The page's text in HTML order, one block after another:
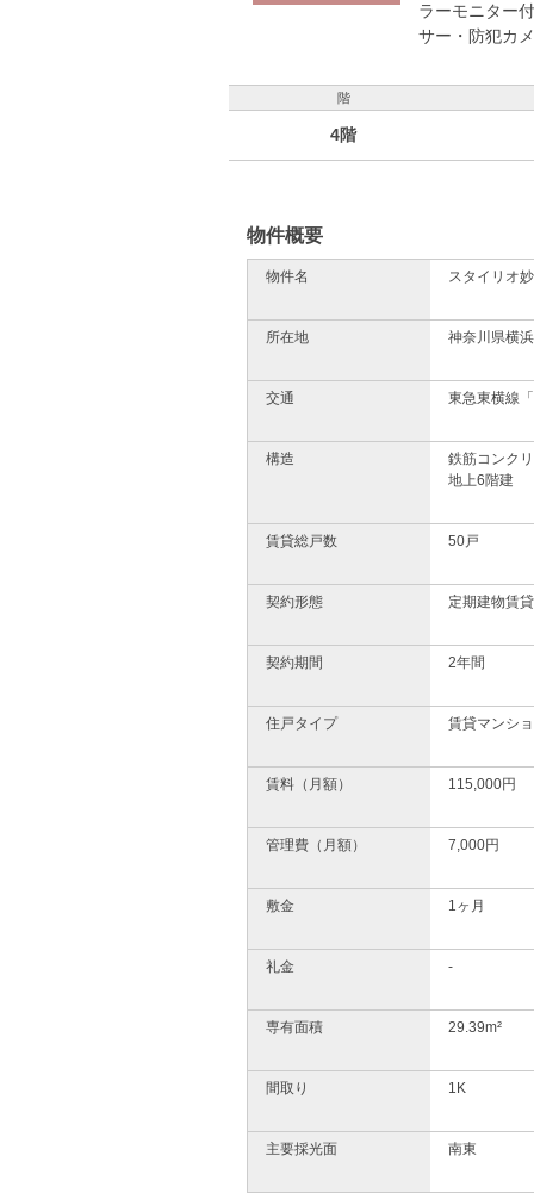
ラーモニター
サー・防犯カ
階
4階
物件概要
物件名 スタイリオ
所在地 神奈川県横
交通 東急東横線
構造
鉄筋コンク
地上6階建
賃貸総戸数 50戸
契約形態 定期建物賃
契約期間 2年間
住戸タイプ 賃貸マンシ
賃料（月額） 115,000円
管理費（月額） 7,000円
敷金 1ヶ月
礼金 -
専有面積 29.39m²
間取り 1K
主要採光面 南東